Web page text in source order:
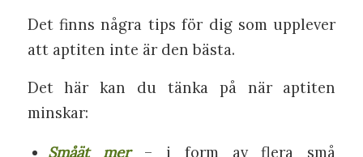
Det finns några tips för dig som upplever
att aptiten inte är den bästa.
Det här kan du tänka på när aptiten
minskar:
Småät mer– i form av flera små